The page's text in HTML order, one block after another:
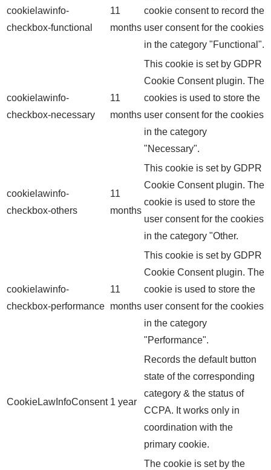
cookielawinfo-
checkbox-functional
11
months
cookie consent to record the
user consent for the cookies
in the category "Functional".
cookielawinfo-
checkbox-necessary
11
months
This cookie is set by GDPR
Cookie Consent plugin. The
cookies is used to store the
user consent for the cookies
in the category
"Necessary".
cookielawinfo-
checkbox-others
11
months
This cookie is set by GDPR
Cookie Consent plugin. The
cookie is used to store the
user consent for the cookies
in the category "Other.
cookielawinfo-
checkbox-performance
11
months
This cookie is set by GDPR
Cookie Consent plugin. The
cookie is used to store the
user consent for the cookies
in the category
"Performance".
CookieLawInfoConsent 1 year
Records the default button
state of the corresponding
category & the status of
CCPA. It works only in
coordination with the
primary cookie.
The cookie is set by the